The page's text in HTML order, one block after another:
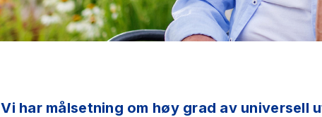
Vi har målsetning om høy grad av